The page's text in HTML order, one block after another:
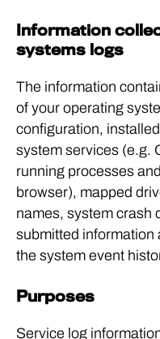
Information
systems logs
The information
of your operating
configuration,
system services (e.g.
running processes
browser), mapped
names, system crash
submitted information
the system event
Purposes
Service log